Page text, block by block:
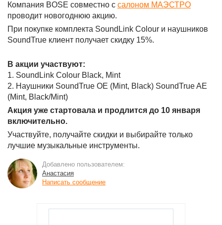
Компания BOSE совместно с салоном МАЭСТРО
проводит новогоднюю акцию.
При покупке комплекта SoundLink Colour и наушников
SoundTrue клиент получает скидку 15%.
В акции участвуют:
1. SoundLink Colour Black, Mint
2. Наушники SoundTrue OE (Mint, Black) SoundTrue AE
(Mint, Black/Mint)
Акция уже стартовала и продлится до 10 января
включительно.
Участвуйте, получайте скидки и выбирайте только
лучшие музыкальные инструменты.
Добавлено пользователем:
Анастасия
Написать сообщение